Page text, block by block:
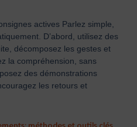
actives Parlez simple,
D’abord, utilisez des
décomposez les gestes et
la compréhension, sans
des démonstrations
les retours et
méthodes et outils clés